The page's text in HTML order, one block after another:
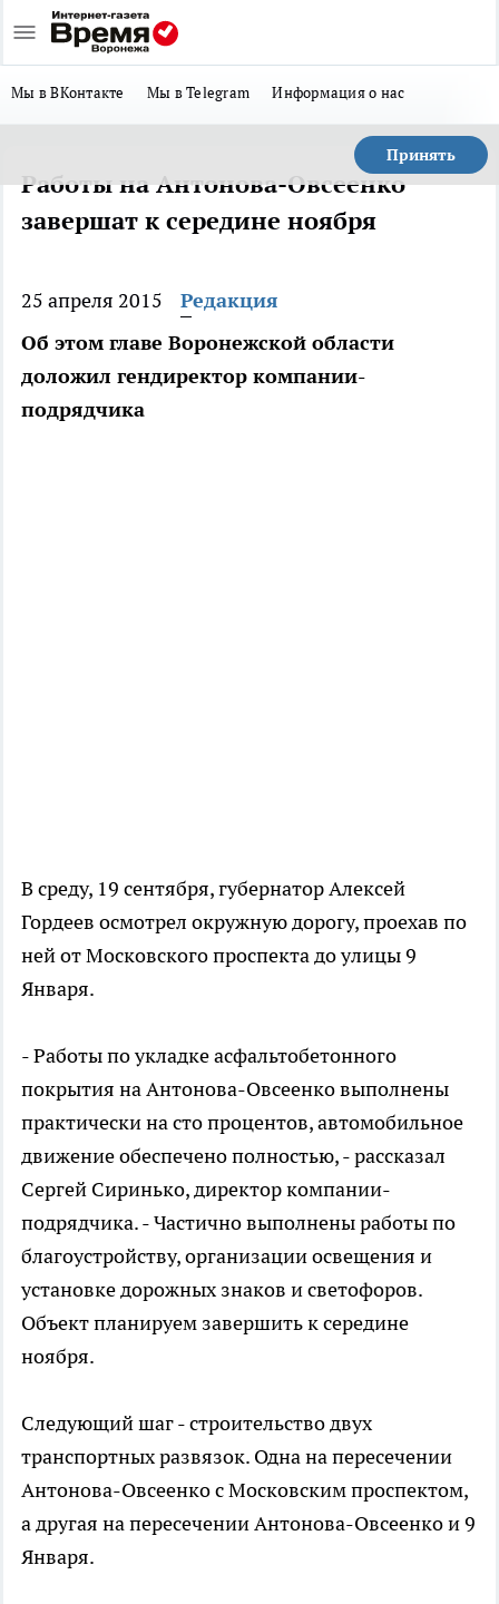
Мы в ВКонтакте Мы в Telegram Информация о нас
Принять
Работы на Антонова-Овсеенко
завершат к середине ноября
25 апреля 2015
Редакция
Об этом главе Воронежской области
доложил гендиректор компании-
подрядчика
В среду, 19 сентября, губернатор Алексей
Гордеев осмотрел окружную дорогу, проехав по
ней от Московского проспекта до улицы 9
Января.
- Работы по укладке асфальтобетонного
покрытия на Антонова-Овсеенко выполнены
практически на сто процентов, автомобильное
движение обеспечено полностью, - рассказал
Сергей Сиринько, директор компании-
подрядчика. - Частично выполнены работы по
благоустройству, организации освещения и
установке дорожных знаков и светофоров.
Объект планируем завершить к середине
ноября.
Следующий шаг - строительство двух
транспортных развязок. Одна на пересечении
Антонова-Овсеенко с Московским проспектом,
а другая на пересечении Антонова-Овсеенко и 9
Января.